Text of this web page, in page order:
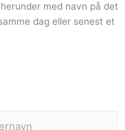
med navn på det
dag eller senest et